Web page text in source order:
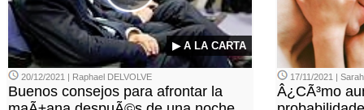
▶ A LA CARTA
20/12/2021 | Raphael DELVOLVE
Buenos consejos para afrontar la
17/11/2021 |
Â¿CÃ³mo